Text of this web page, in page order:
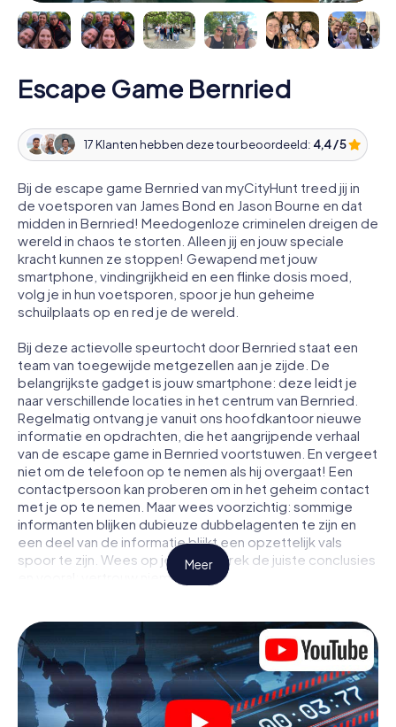
Escape Game Bernried
17 Klanten hebben deze tour beoordeeld: 4,4 / 5
Bij de escape game Bernried van myCityHunt treed jij in
de voetsporen van James Bond en Jason Bourne en dat
midden in Bernried! Meedogenloze criminelen dreigen de
wereld in chaos te storten. Alleen jij en jouw speciale
kracht kunnen ze stoppen! Gewapend met jouw
smartphone, vindingrijkheid en een flinke dosis moed,
volg je in hun voetsporen, spoor je hun geheime
schuilplaats op en red je de wereld.
Bij deze actievolle speurtocht door Bernried staat een
team van toegewijde metgezellen aan je zijde. De
belangrijkste gadget is jouw smartphone: deze leidt je
naar verschillende locaties in het centrum van Bernried.
Regelmatig ontvang je vanuit ons hoofdkantoor nieuwe
informatie en opdrachten, die het aangrijpende verhaal
van de escape game in Bernried voortstuwen. En vergeet
niet om de telefoon op te nemen als hij overgaat! Een
contactpersoon kan proberen om in het geheim contact
met je op te nemen. Maar wees voorzichtig: sommige
informanten blijken dubieuze dubbelagenten te zijn en
een deel van de informatie blijkt een opzettelijk vals
spoor te zijn. Wees op je hoede, trek de juiste conclusies
en vooral: vertrouw niemand!
niet opgesloten in een kamer waaruit je jezelf binnen een
bepaald tijdvenster moet bevrijden. Met deze
speurtocht met een smartphone wordt heel Bernried
jouw speelveld! De technische voorwaarden voor jouw
avontuur in Bernried zijn een smartphone en toegang tot
het mobiel internet. Met één klik krijg jij toegang tot onze
Meer